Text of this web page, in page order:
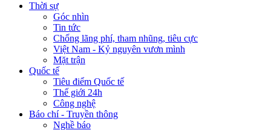
Thời sự
Góc nhìn
Tin tức
Chống lãng phí, tham nhũng, tiêu cực
Việt Nam - Kỷ nguyên vươn mình
Mặt trận
Quốc tế
Tiêu điểm Quốc tế
Thế giới 24h
Công nghệ
Báo chí - Truyền thông
Nghề báo